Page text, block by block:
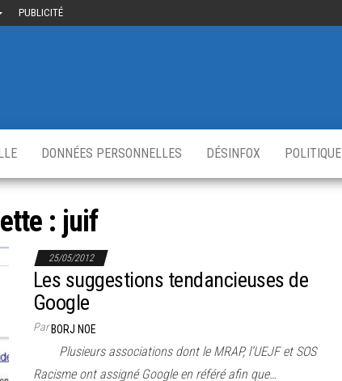
PUBLICITÉ
DONNÉES PERSONNELLES DÉSINFOX POLITIQUE
: juif
25/05/2012
Les suggestions tendancieuses de
Google
ParBORJ NOE
Plusieurs associations dont le MRAP, l’UEJF et SOS
Racisme ont assigné Google en référé afin que…